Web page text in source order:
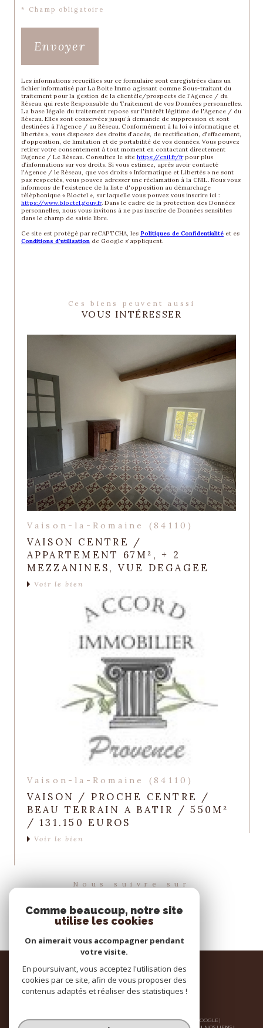
* Champ obligatoire
Envoyer
Les informations recueillies sur ce formulaire sont enregistrées dans un
fichier informatisé par La Boite Immo agissant comme Sous-traitant du
traitement pour la gestion de la clientèle/prospects de l'Agence / du
Réseau qui reste Responsable du Traitement de vos Données personnelles.
La base légale du traitement repose sur l'intérêt légitime de l'Agence / du
Réseau. Elles sont conservées jusqu'à demande de suppression et sont
destinées à l'Agence / au Réseau. Conformément à la loi « informatique et
libertés », vous disposez des droits d’accès, de rectification, d’effacement,
d’opposition, de limitation et de portabilité de vos données. Vous pouvez
retirer votre consentement à tout moment en contactant directement
l’Agence / Le Réseau. Consultez le site https://cnil.fr/frpour plus
d’informations sur vos droits. Si vous estimez, après avoir contacté
l'Agence / le Réseau, que vos droits « Informatique et Libertés » ne sont
pas respectés, vous pouvez adresser une réclamation à la CNIL. Nous vous
informons de l’existence de la liste d'opposition au démarchage
téléphonique « Bloctel », sur laquelle vous pouvez vous inscrire ici :
https://www.bloctel.gouv.fr. Dans le cadre de la protection des Données
personnelles, nous vous invitons à ne pas inscrire de Données sensibles
dans le champ de saisie libre.
Ce site est protégé par reCAPTCHA, les Politiques de Confidentialité et es
Conditions d'utilisation de Google s'appliquent.
Ces biens peuvent aussi
VOUS INTÉRESSER
Vaison-la-Romaine (84110)
VAISON CENTRE /
APPARTEMENT 67M², + 2
MEZZANINES, VUE DEGAGEE
Voir le bien
Vaison-la-Romaine (84110)
VAISON / PROCHE CENTRE /
BEAU TERRAIN A BATIR / 550M²
/ 131.150 EUROS
Voir le bien
Nous suivre sur
Espace
PROPRIÉTAIRE
se connecter
© 2026 | TOUS DROITS RÉSERVÉS | TRADUCTION POWERED BY GOOGLE |
Comme beaucoup, notre site
utilise les cookies
On aimerait vous accompagner pendant
votre visite.
En poursuivant, vous acceptez l'utilisation des
cookies par ce site, afin de vous proposer des
contenus adaptés et réaliser des statistiques !